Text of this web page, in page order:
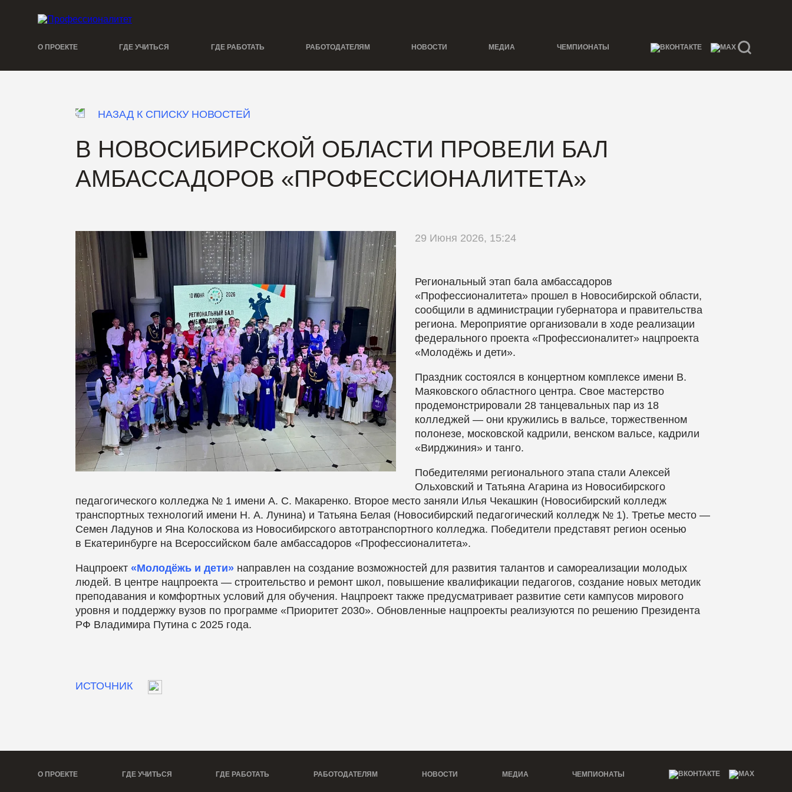
О ПРОЕКТЕ ГДЕ УЧИТЬСЯ ГДЕ РАБОТАТЬ РАБОТОДАТЕЛЯМ НОВОСТИ МЕДИА ЧЕМПИОНАТЫ
НАЗАД К СПИСКУ НОВОСТЕЙ
В НОВОСИБИРСКОЙ ОБЛАСТИ ПРОВЕЛИ БАЛ
АМБАССАДОРОВ «ПРОФЕССИОНАЛИТЕТА»
29 Июня 2026, 15:24
Региональный этап бала амбассадоров
«Профессионалитета» прошел в Новосибирской области,
сообщили в администрации губернатора и правительства
региона. Мероприятие организовали в ходе реализации
федерального проекта «Профессионалитет» нацпроекта
«Молодёжь и дети».
Праздник состоялся в концертном комплексе имени В.
Маяковского областного центра. Свое мастерство
продемонстрировали 28 танцевальных пар из 18
колледжей — они кружились в вальсе, торжественном
полонезе, московской кадрили, венском вальсе, кадрили
«Вирджиния» и танго.
Победителями регионального этапа стали Алексей
Ольховский и Татьяна Агарина из Новосибирского
педагогического колледжа № 1 имени А. С. Макаренко. Второе место заняли Илья Чекашкин (Новосибирский колледж
транспортных технологий имени Н. А. Лунина) и Татьяна Белая (Новосибирский педагогический колледж № 1). Третье место —
Семен Ладунов и Яна Колоскова из Новосибирского автотранспортного колледжа. Победители представят регион осенью
в Екатеринбурге на Всероссийском бале амбассадоров «Профессионалитета».
Нацпроект «Молодёжь и дети» направлен на создание возможностей для развития талантов и самореализации молодых
людей. В центре нацпроекта — строительство и ремонт школ, повышение квалификации педагогов, создание новых методик
преподавания и комфортных условий для обучения. Нацпроект также предусматривает развитие сети кампусов мирового
уровня и поддержку вузов по программе «Приоритет 2030». Обновленные нацпроекты реализуются по решению Президента
РФ Владимира Путина с 2025 года.
ИСТОЧНИК
О ПРОЕКТЕ ГДЕ УЧИТЬСЯ ГДЕ РАБОТАТЬ РАБОТОДАТЕЛЯМ НОВОСТИ МЕДИА ЧЕМПИОНАТЫ